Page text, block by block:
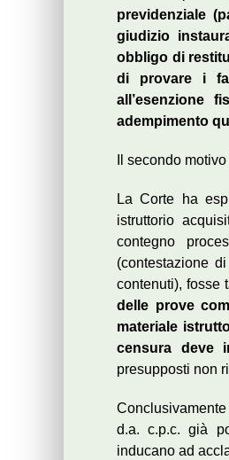
previdenziale
giudizio
obbligo di
di provare i
all’esenzione
adempimento
Il secondo
La Corte ha
istruttorio
contegno
(contestazione
contenuti), fosse
delle prove
materiale
censura deve
presupposti non
d.a. c.p.c. già
inducano ad